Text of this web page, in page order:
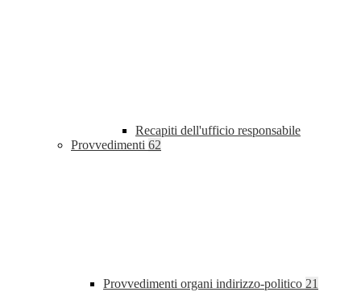
Recapiti dell'ufficio responsabile
Provvedimenti 62
Provvedimenti organi indirizzo-politico 21